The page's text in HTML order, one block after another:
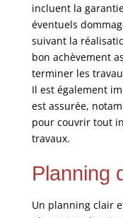
incluent la
éventuels
suivant la
bon achèvement
terminer les
Il est également
est assurée,
pour couvrir tout
travaux.
Planning
Un planning clair